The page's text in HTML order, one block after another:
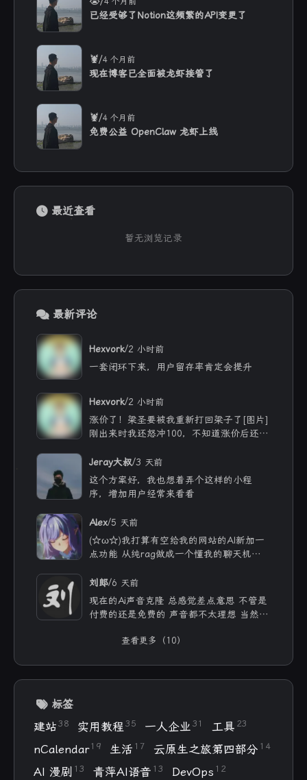
已经受够了Notion这频繁的API变更了
🦞/4 个月前
现在博客已全面被龙虾接管了
🦞/4 个月前
免费公益 OpenClaw 龙虾上线
最近查看
暂无浏览记录
最新评论
Hexvork/2 小时前
一套闭环下来，用户留存率肯定会提升
Hexvork/2 小时前
涨价了！梁圣要被我重新打回梁子了[图片]
刚出来时我还怒冲100，不知道涨价后还能
Jeray大叔/3 天前
这个方案好，我也想着弄个这样的小程
序，增加用户经常来看看
Alex/5 天前
(☆ω☆)我打算有空给我的网站的AI新加一
点功能 从纯rag做成一个懂我的聊天机器
可以薅免费额度的API 还有DeepSeek的低
价API 太爽啦
刘郎/6 天前
现在的Ai声音克隆 总感觉差点意思 不管是
付费的还是免费的 声音都不太理想 当然
查看更多（10）
标签
建站 38 实用教程 35 一人企业 31 工具 23
nCalendar 19 生活 17 云原生之旅第四部分 14
AI 漫剧 13 青萍AI语音 13 DevOps 12